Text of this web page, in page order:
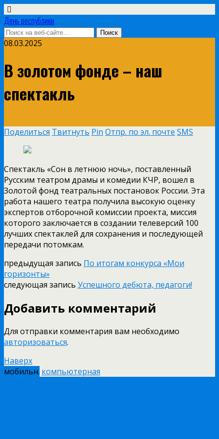
День республики
08.03.2025
В золотом фонде – наш
спектакль
Поделиться Твитнуть Pin Отпр. по эл. почте SMS
Спектакль «Сон в летнюю ночь», поставленный
Русским театром драмы и комедии КЧР, вошел в
Золотой фонд театральных постановок России. Эта
работа нашего театра получила высокую оценку
экспертов отборочной комиссии проекта, миссия
которого заключается в создании телеверсий 100
лучших спектаклей для сохранения и последующей
передачи потомкам.
предыдущая запись По итогам конкурса «Мои
горизонты»
следующая запись Успешного дебюта, педагоги!
Добавить комментарий
Для отправки комментария вам необходимо
авторизоваться.
Наверх
мобильн. компьютерная